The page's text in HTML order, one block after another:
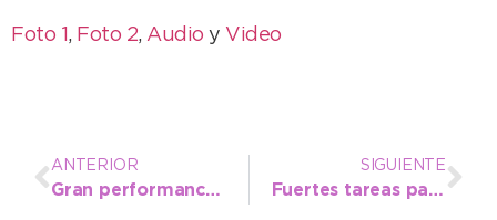
Foto 1 , Foto 2, Audio y Video
ANTERIOR
Gran performance de los atletas necochenses en el Provincial U16
SIGUIENTE
Fuertes tareas para quitar excesos de arena en bajadas públicas y accesos a la playa